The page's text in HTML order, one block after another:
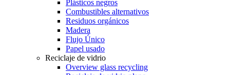
Plásticos negros
Combustibles alternativos
Residuos orgánicos
Madera
Flujo Único
Papel usado
Reciclaje de vidrio
Overview glass recycling